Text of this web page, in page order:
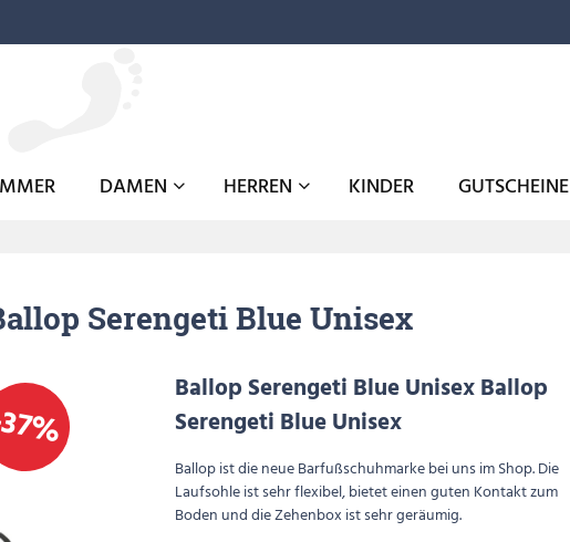
DAMEN HERREN KINDER GUTSCHEINE
Serengeti Blue Unisex
Ballop Serengeti Blue Unisex Ballop
Serengeti Blue Unisex
Ballop ist die neue Barfußschuhmarke bei uns im Shop. Die
Laufsohle ist sehr flexibel, bietet einen guten Kontakt zum
Boden und die Zehenbox ist sehr geräumig.